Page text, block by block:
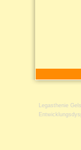
Legasthenie